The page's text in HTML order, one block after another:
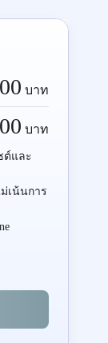
บาท
บาท
ต์และ
เน้นการ